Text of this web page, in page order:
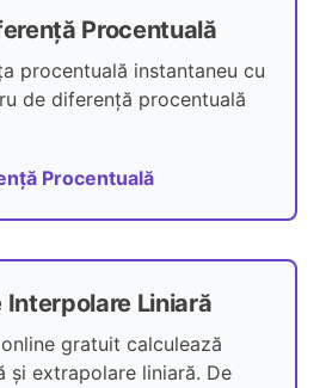
Procentuală
procentuală instantaneu cu
de diferență procentuală
Procentuală
Interpolare Liniară
gratuit calculează
și extrapolare liniară. De